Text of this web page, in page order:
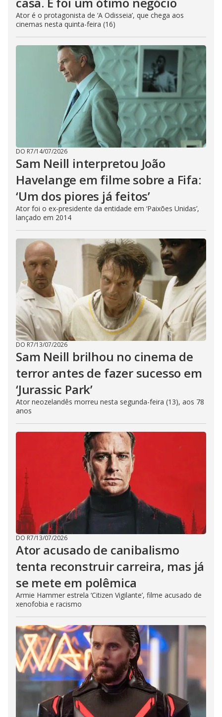
Ator é o protagonista de ‘A Odisseia’, que chega aos
cinemas nesta quinta-feira (16)
DO R7/14/07/2026
Sam Neill interpretou João
Havelange em filme sobre a Fifa:
‘Um dos piores já feitos’
Ator foi o ex-presidente da entidade em ‘Paixões Unidas’,
lançado em 2014
DO R7/13/07/2026
Sam Neill brilhou no cinema de
terror antes de fazer sucesso em
‘Jurassic Park’
Ator neozelandês morreu nesta segunda-feira (13), aos 78
anos
DO R7/13/07/2026
Ator acusado de canibalismo
tenta reconstruir carreira, mas já
se mete em polêmica
Armie Hammer estrela ‘Citizen Vigilante’, filme acusado de
xenofobia e racismo